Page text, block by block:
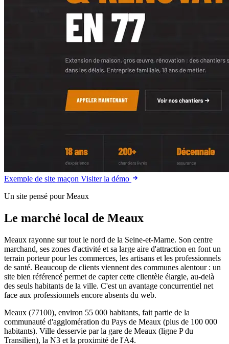
Exemple de site maçon Visiter la démo
Un site pensé pour Meaux
Le marché local de Meaux
Meaux rayonne sur tout le nord de la Seine-et-Marne. Son centre
marchand, ses zones d'activité et sa large aire d'attraction en font un
terrain porteur pour les commerces, les artisans et les professionnels
de santé. Beaucoup de clients viennent des communes alentour : un
site bien référencé permet de capter cette clientèle élargie, au-delà
des seuls habitants de la ville. C'est un avantage concurrentiel net
face aux professionnels encore absents du web.
Meaux (77100), environ 55 000 habitants, fait partie de la
communauté d'agglomération du Pays de Meaux (plus de 100 000
habitants). Ville desservie par la gare de Meaux (ligne P du
Transilien), la N3 et la proximité de l'A4.